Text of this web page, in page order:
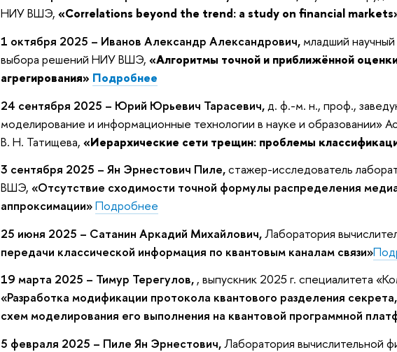
НИУ ВШЭ, «Correlations beyond the trend: a study on financial
1 октября 2025 – Иванов Александр Александрович,младший
выбора решений НИУ ВШЭ, «Алгоритмы точной и приближённой
агрегирования» Подробнее
24 сентября 2025 – Юрий Юрьевич Тарасевич,д. ф.-м. н., проф.,
моделирование и информационные технологии в науке и образовании»
В. Н. Татищева, «Иерархические сети трещин: проблемы
3 сентября 2025 – Ян Эрнестович Пиле,стажер-исследователь
ВШЭ, «Отсутствие сходимости точной формулы распределения
аппроксимации»Подробнее
25 июня 2025 – Сатанин Аркадий Михайлович,Лаборатория
передачи классической информация по квантовым каналам связи»
19 марта 2025 – Тимур Терегулов, , выпускник 2025 г. специалитета
«Разработка модификации протокола квантового разделения
схем моделирования его выполнения на квантовой программной
5 февраля 2025 – Пиле Ян Эрнестович,Лаборатория вычислительной